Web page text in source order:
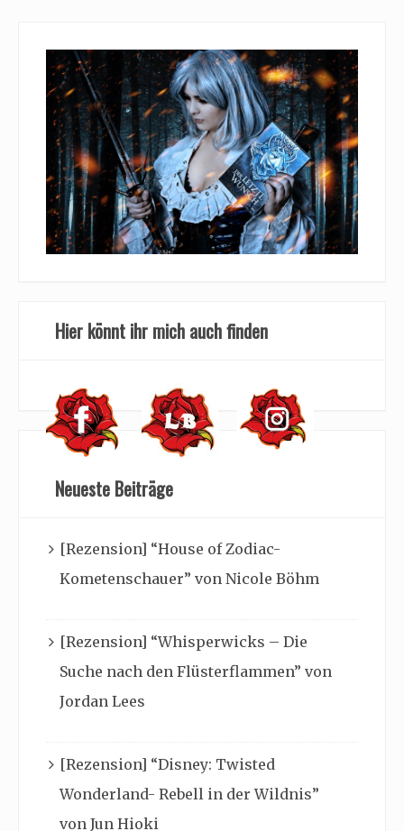
Hier könnt ihr mich auch finden
Neueste Beiträge
[Rezension] “House of Zodiac-
Kometenschauer” von Nicole Böhm
[Rezension] “Whisperwicks – Die
Suche nach den Flüsterflammen” von
Jordan Lees
[Rezension] “Disney: Twisted
Wonderland- Rebell in der Wildnis”
von Jun Hioki